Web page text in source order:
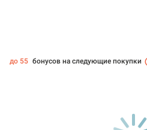
до 55 бонусов на следующие покупки